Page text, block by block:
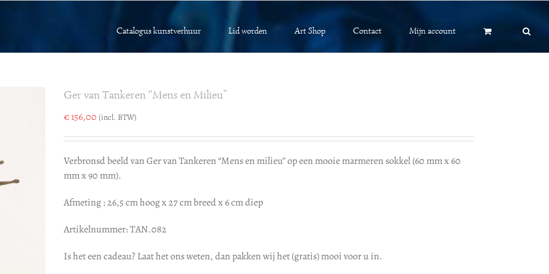
Catalogus kunstverhuur Lid worden Art Shop Contact Mijn account
Ger van Tankeren “Mens en Milieu”
€156,00 (incl. BTW)
Verbronsd beeld van Ger van Tankeren “Mens en milieu” op een mooie marmeren sokkel (60 mm x 60
mm x 90 mm).
Afmeting : 26,5 cm hoog x 27 cm breed x 6 cm diep
Artikelnummer: TAN.082
Is het een cadeau? Laat het ons weten, dan pakken wij het (gratis) mooi voor u in.